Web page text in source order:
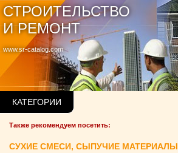
www.sr-catalog.com
СТРОИТЕЛЬСТВО
И РЕМОНТ
КАТЕГОРИИ
Также рекомендуем посетить:
СУХИЕ СМЕСИ, СЫПУЧИЕ МАТЕРИАЛЫ